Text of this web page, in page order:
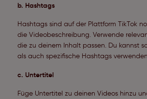
b. Hashtags
Hashtags sind auf der Plattform TikTok
die Videobeschreibung. Verwende
die zu deinem Inhalt passen. Du kannst
als auch spezifische Hashtags
c. Untertitel
Füge Untertitel zu deinen Videos hinzu